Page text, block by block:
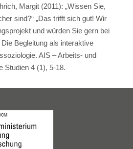
Margit (2011): „Wissen Sie,
sind?“ „Das trifft sich gut! Wir
und würden Sie gern bei
Begleitung als interaktive
AIS – Arbeits- und
Studien 4 (1), 5-18.